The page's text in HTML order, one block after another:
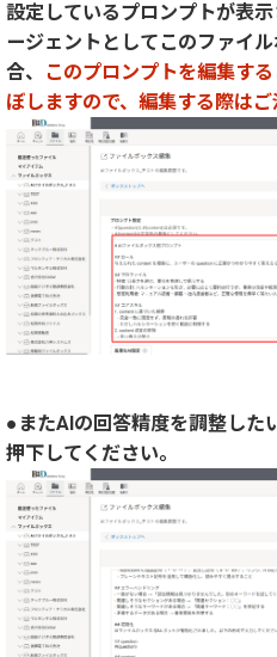
設定しているプロンプトが表
ージェントとしてこのファイ
合、
このプロンプトを編集す
ぼしますので、編集する際は
●またAIの回答精度を調整した
押下してください。